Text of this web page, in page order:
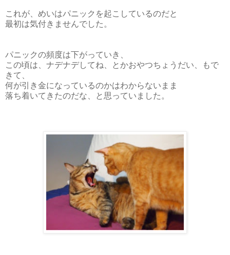
これが、めいはパニックを起こしているのだと
最初は気付きませんでした。
パニックの頻度は下がっていき、
この頃は、ナデナデしてね、とかおやつちょうだい、もで
きて、
何が引き金になっているのかはわからないまま
落ち着いてきたのだな、と思っていました。